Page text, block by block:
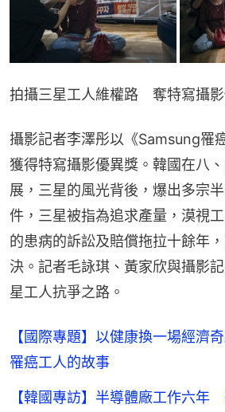
拍攝三星工人維權路　奪特寫攝
攝影記者李澤彤以《Samsung罹
獲得特寫攝影優異獎。韓國在八
展，三星的風光背後，爆出多宗
件，三星被指為追求產量，漠視
的患病的訴訟及賠償拖拉十餘年
決。記者毛詠琪、黃家欣與攝影
星工人抗爭之路。
【國際專題】以健康換一場經
罹癌工人的故事
【韓國專訪】半導體廠工作六年